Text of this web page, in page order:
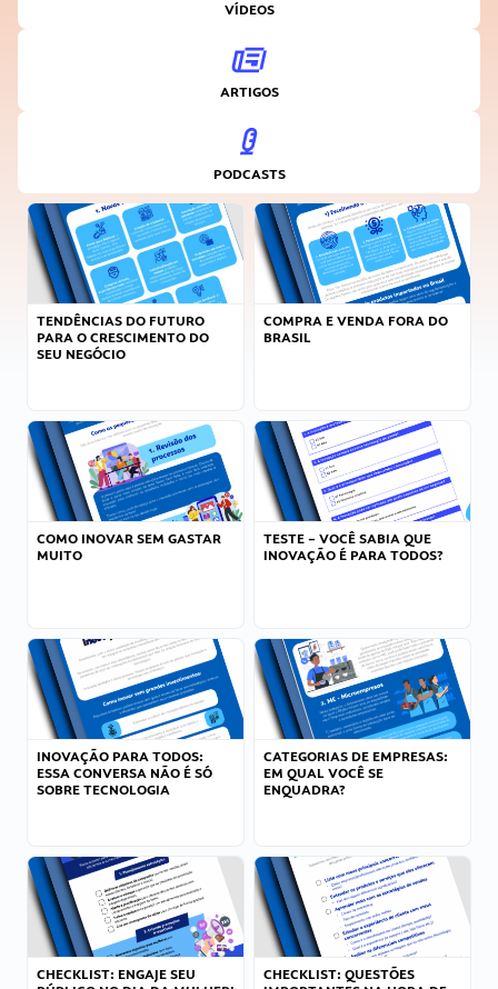
VÍDEOS
ARTIGOS
PODCASTS
TENDÊNCIAS DO FUTURO
PARA O CRESCIMENTO DO
SEU NEGÓCIO
COMPRA E VENDA FORA DO
BRASIL
COMO INOVAR SEM GASTAR
MUITO
TESTE – VOCÊ SABIA QUE
INOVAÇÃO É PARA TODOS?
INOVAÇÃO PARA TODOS:
ESSA CONVERSA NÃO É SÓ
SOBRE TECNOLOGIA
CATEGORIAS DE EMPRESAS:
EM QUAL VOCÊ SE
ENQUADRA?
CHECKLIST: ENGAJE SEU
CHECKLIST: QUESTÕES